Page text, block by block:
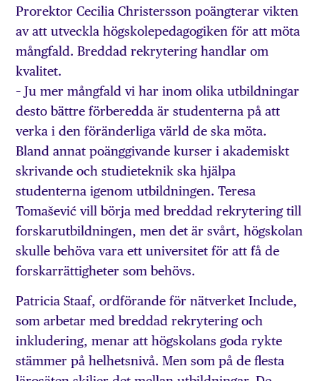
Prorektor Cecilia Christersson poängterar vikten
av att utveckla högskolepedagogiken för att möta
mångfald. Breddad rekrytering handlar om
kvalitet.
– Ju mer mångfald vi har inom olika utbildningar
desto bättre förberedda är studenterna på att
verka i den föränderliga värld de ska möta.
Bland annat poänggivande kurser i akademiskt
skrivande och studieteknik ska hjälpa
studenterna igenom utbildningen. Teresa
Tomašević vill börja med breddad rekrytering till
forskarutbildningen, men det är svårt, högskolan
skulle behöva vara ett universitet för att få de
forskarrättigheter som behövs.
Patricia Staaf, ordförande för nätverket Include,
som arbetar med breddad rekrytering och
inkludering, menar att högskolans goda rykte
stämmer på helhetsnivå. Men som på de flesta